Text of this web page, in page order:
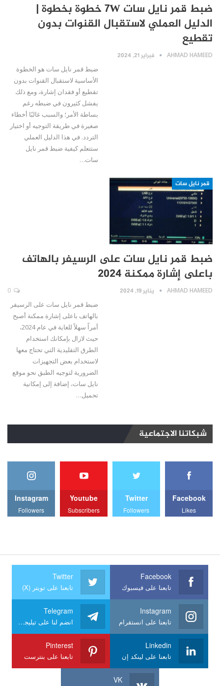
ضبط قمر نايل سات 7W خطوة بخطوة |
الدليل العملي لاستقبال القنوات بدون
تقطيع
AHMAD HAMEED فبراير 21, 2024
ضبط قمر نايل سات هو الخطوة
الأساسية لاستقبال القنوات بدون
تقطيع أو فقدان إشارة، ومع ذلك
يفشل كثيرون في ضبطه رغم
بساطة الأمر؛ والسبب غالبًا أخطاء
صغيرة في طريقة التوجيه أو اختيار
التردد. في هذا الدليل العملي
ستتعلم كيفية ضبط قمر نايل
سات…
قمر نايل سات
ضبط قمر نايل سات على الرسيفر بالهاتف
باعلى إشارة ممكنة 2024
AHMAD HAMEED يناير 19, 2024
ضبط قمر نايل سات على الرسيفر
بالهاتف باعلى إشارة ممكنة أصبح
أمراً سهلاً للغاية في عام 2024،
حيث لازال بإمكانك استخدام
الطرق التقليدية التي تحتاج معها
لاستخدام بعض التجهيزات
الضرورية لتوجيه الطبق نحو موقع
نايل سات، إضافة إلى إمكانية
تحميل…
شبكاتنا الاجتماعية
Facebook
Likes
Twitter
Followers
Youtube
Subscribers
Instagram
Followers
Facebook
تابعنا على فيسبوك
Twitter
تابعنا على تويتر (X)
Instagram
تابعنا على انستقرام
Telegram
انضم لنا على تيليجرام
Linkedin
تابعنا على لينكد إن
Pinterest
تابعنا على بنترست
VK